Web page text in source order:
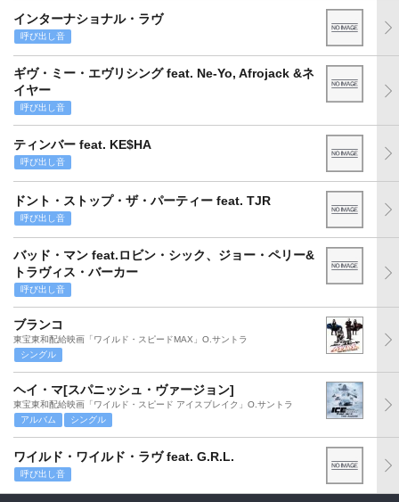
インターナショナル・ラヴ
呼び出し音
ギヴ・ミー・エヴリシング feat. Ne-Yo, Afrojack &ネ
イヤー
呼び出し音
ティンバー feat. KE$HA
呼び出し音
ドント・ストップ・ザ・パーティー feat. TJR
呼び出し音
バッド・マン feat.ロビン・シック、ジョー・ペリー&
トラヴィス・バーカー
呼び出し音
ブランコ
東宝東和配給映画「ワイルド・スピードMAX」O.サントラ
シングル
ヘイ・マ[スパニッシュ・ヴァージョン]
東宝東和配給映画「ワイルド・スピード アイスブレイク」O.サントラ
アルバム
シングル
ワイルド・ワイルド・ラヴ feat. G.R.L.
呼び出し音